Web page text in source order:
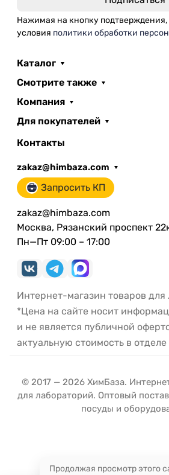
Нажимая на кнопку
условия политики обработки
Каталог
Смотрите также
Компания
Для покупателей
Контакты
zakaz@himbaza.com
Запросить КП
zakaz@himbaza.com
Москва, Рязанский проспект
Пн—Пт 09:00 – 17:00
Интернет-магазин товаров для
*Цена на сайте носит
и не является публичной
актуальную стоимость в
© 2017 — 2026 ХимБаза.
для лабораторий. Оптовый
посуды и
Продолжая просмотр этого